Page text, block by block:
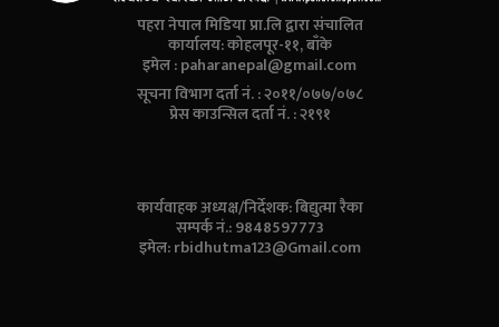
पहरा नेपाल मिडिया प्रा.लि द्वारा संचालित
कार्यालय: कोहलपूर-११, बाँके
इमेल :paharanepal@gmail.com
सूचना विभाग दर्ता नं. : २०११/०७७/०७८
प्रेस काउन्सिल दर्ता नं. : २१९१
कार्यवाहक अध्यक्ष/निर्देशक: बिद्युत्मा रैका
सम्पर्क नं.: 9848597773
इमेल:rbidhutma123@Gmail.com